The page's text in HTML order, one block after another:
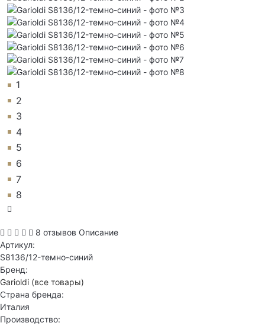
1
2
3
4
5
6
7
8
8 отзывов Описание
Артикул:
S8136/12-темно-синий
Бренд:
Garioldi (все товары)
Страна бренда:
Италия
Производство: